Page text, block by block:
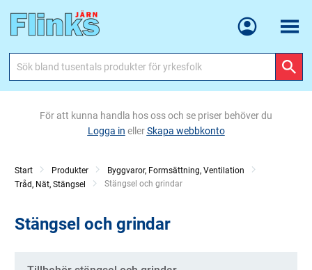
Meny
För att kunna handla hos oss och se priser behöver du
Logga in ellerSkapa webbkonto
Start Produkter
Byggvaror, Formsättning, Ventilation
Tråd, Nät, Stängsel
Current:
Stängsel och grindar
Stängsel och grindar
Kategorier